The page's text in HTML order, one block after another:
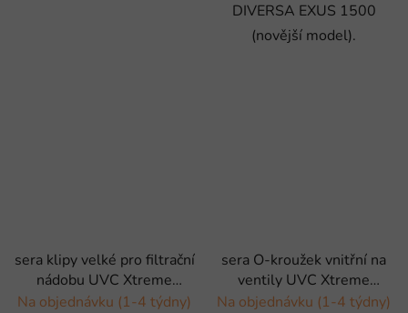
DIVERSA EXUS 1500
(novější model).
sera klipy velké pro filtrační
nádobu UVC Xtreme
800/1200 - 2 ks
Na objednávku (1-4 týdny)
sera O-kroužek vnitřní na
ventily UVC Xtreme
800/1200 - 4 ks
Na objednávku (1-4 týdny)